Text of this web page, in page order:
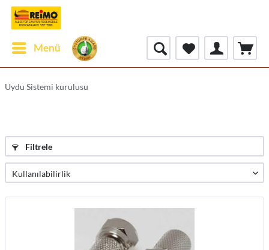
Menü
Uydu Sistemi kurulusu
Filtrele